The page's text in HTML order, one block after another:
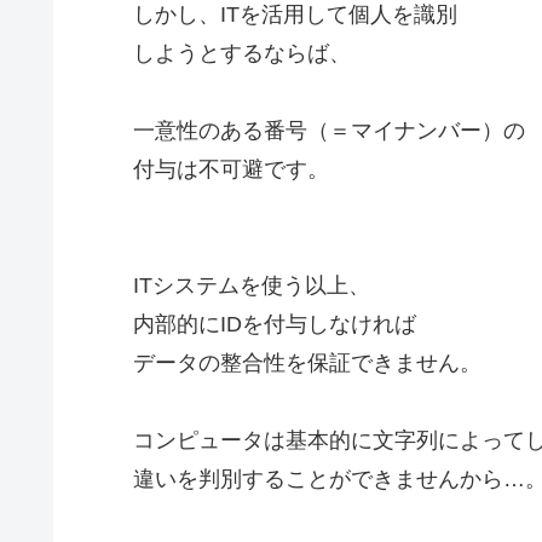
しかし、ITを活用して個人を識別
しようとするならば、
一意性のある番号（＝マイナンバー）の
付与は不可避です。
ITシステムを使う以上、
内部的にIDを付与しなければ
データの整合性を保証できません。
コンピュータは基本的に文字列によって
違いを判別することができませんから…